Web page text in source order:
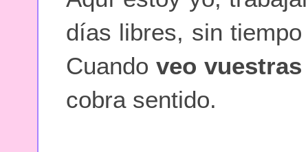
días libres, sin
Cuando veo vuestras
cobra sentido.